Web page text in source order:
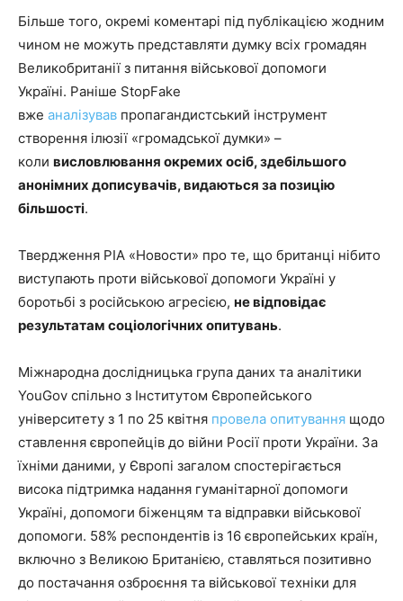
Більше того, окремі коментарі під публікацією жодним
чином не можуть представляти думку всіх громадян
Великобританії з питання військової допомоги
Україні. Раніше StopFake
вже аналізував пропагандистський інструмент
створення ілюзії «громадської думки» –
коли висловлювання окремих осіб, здебільшого
анонімних дописувачів, видаються за позицію
більшості.
Твердження РІА «Новости» про те, що британці нібито
виступають проти військової допомоги Україні у
боротьбі з російською агресією, не відповідає
результатам соціологічних опитувань.
Міжнародна дослідницька група даних та аналітики
YouGov спільно з Інститутом Європейського
університету з 1 по 25 квітня провела опитування щодо
ставлення європейців до війни Росії проти України. За
їхніми даними, у Європі загалом спостерігається
висока підтримка надання гуманітарної допомоги
Україні, допомоги біженцям та відправки військової
допомоги. 58% респондентів із 16 європейських країн,
включно з Великою Британією, ставляться позитивно
до постачання озброєння та військової техніки для